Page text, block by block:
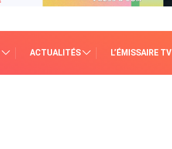
ACTUALITÉS L’ÉMISSAIRE TV